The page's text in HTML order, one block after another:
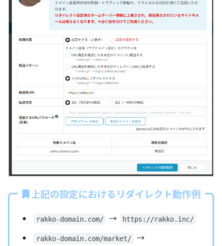
上記の設定におけるリダイレクト動作例
rakko-domain.com/ → https://rakko.inc/
rakko-domain.com/market/ →